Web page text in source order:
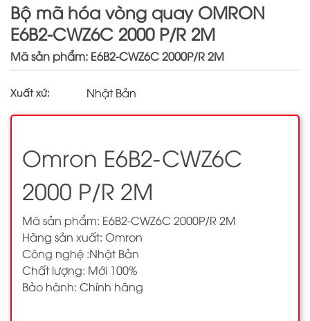
Bộ mã hóa vòng quay OMRON
E6B2-CWZ6C 2000 P/R 2M
Mã sản phẩm: E6B2-CWZ6C 2000P/R 2M
Xuất xứ: Nhật Bản
Omron E6B2-CWZ6C
2000 P/R 2M
Mã sản phẩm: E6B2-CWZ6C 2000P/R 2M
Hãng sản xuất: Omron
Công nghệ :Nhật Bản
Chất lượng: Mới 100%
Bảo hành: Chính hãng